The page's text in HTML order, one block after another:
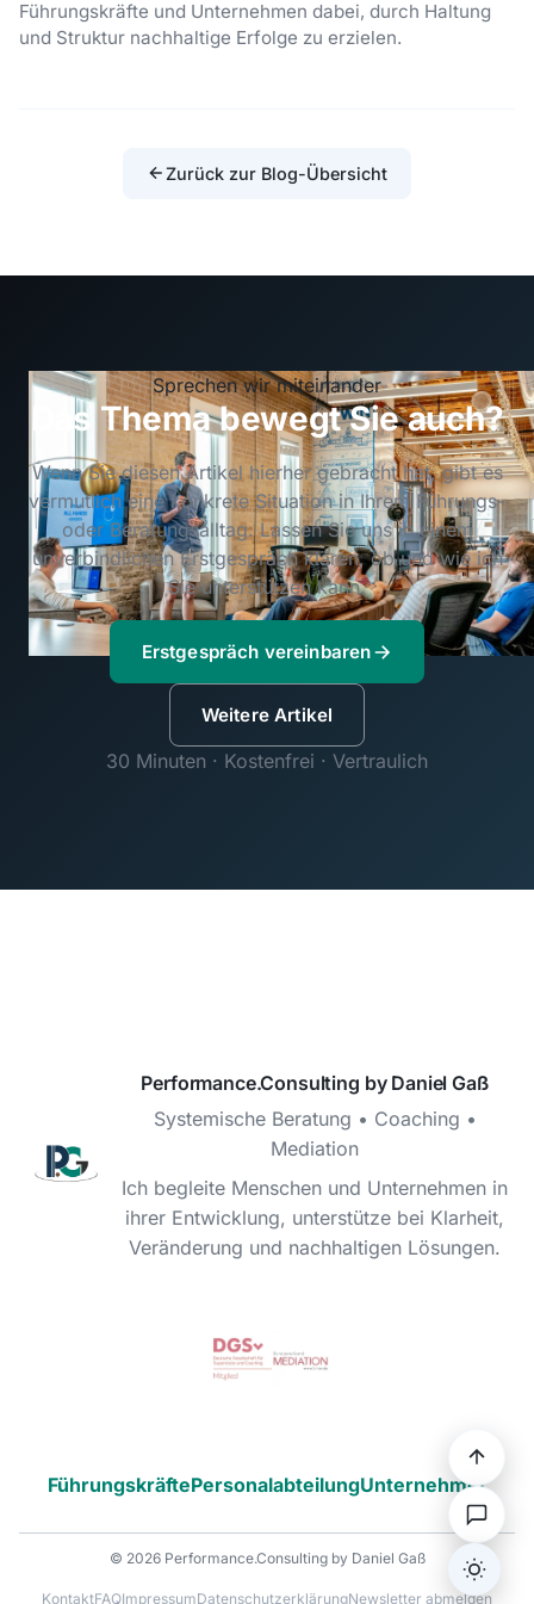
Führungskräfte und Unternehmen dabei, durch Haltung
und Struktur nachhaltige Erfolge zu erzielen.
Zurück zur Blog-Übersicht
Sprechen wir miteinander
Das Thema bewegt Sie auch?
Wenn Sie diesen Artikel hierher gebracht hat, gibt es
vermutlich eine konkrete Situation in Ihrem Führungs-
oder Beratungsalltag. Lassen Sie uns in einem
unverbindlichen Erstgespräch klären, ob und wie ich
Sie unterstützen kann.
Erstgespräch vereinbaren
Weitere Artikel
30 Minuten · Kostenfrei · Vertraulich
Dark/
Performance.Consulting by Daniel Gaß
Systemische Beratung • Coaching •
Mediation
Ich begleite Menschen und Unternehmen in
ihrer Entwicklung, unterstütze bei Klarheit,
Veränderung und nachhaltigen Lösungen.
FührungskräftePersonalabteilungUnternehmer
© 2026 Performance.Consulting by Daniel Gaß
KontaktFAQImpressumDatenschutzerklärungNewsletter abmelden